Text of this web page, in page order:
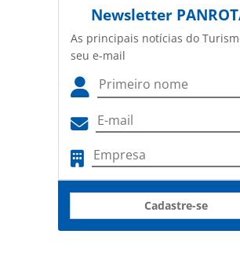
Newsletter
As principais notícias do
seu e-mail
Cadastre-se